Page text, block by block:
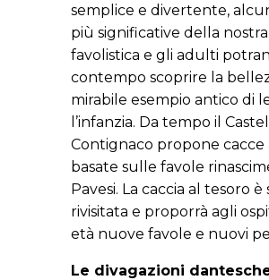
semplice e divertente,
più significative della nostra
favolistica e gli adulti
contempo scoprire la
mirabile esempio antico di
l’infanzia. Da tempo il
Contignaco propone cacce
basate sulle favole
Pavesi. La caccia al tesoro è
rivisitata e proporrà agli
età nuove favole e nuovi
Le divagazioni